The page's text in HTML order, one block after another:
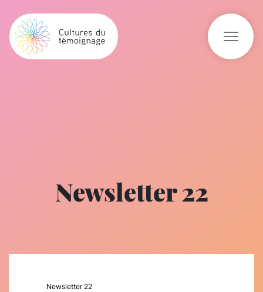
Newsletter 22
Newsletter 22